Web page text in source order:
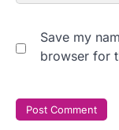
Save my
browser for